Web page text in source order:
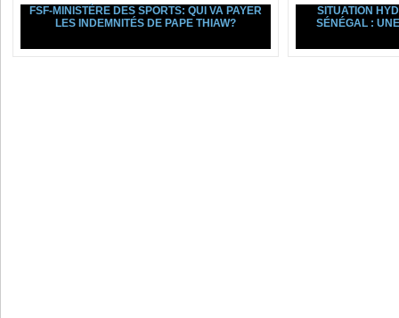
FSF-MINISTÈRE DES SPORTS: QUI VA PAYER
LES INDEMNITÉS DE PAPE THIAW?
SITUATION
SÉNÉGAL :